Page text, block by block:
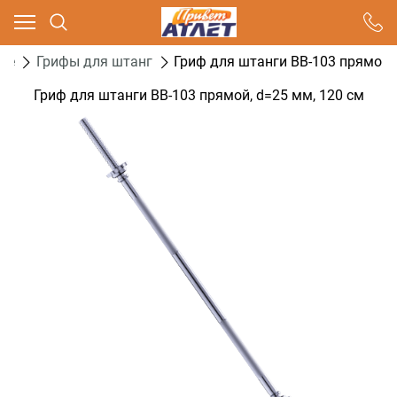
Грифы для штанг
Гриф для штанги BB-103
Гриф для штанги BB-103 прямой, d=25 мм, 120 см
Ваш город - Москва,
угадали?
ДА НЕТ